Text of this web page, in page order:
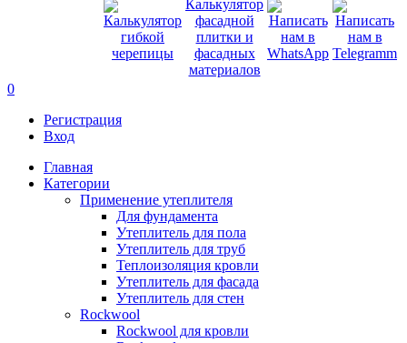
0
Регистрация
Вход
Главная
Категории
Применение утеплителя
Для фундамента
Утеплитель для пола
Утеплитель для труб
Теплоизоляция кровли
Утеплитель для фасада
Утеплитель для стен
Rockwool
Rockwool для кровли